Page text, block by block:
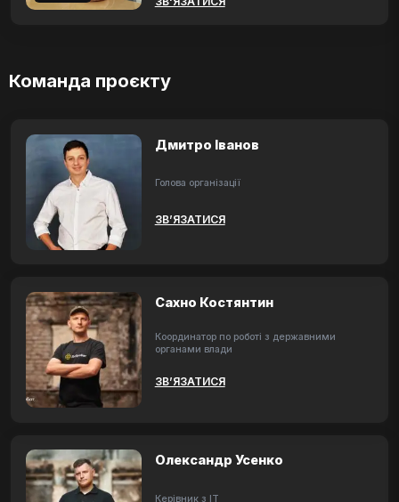
Команда проєкту
Дмитро Іванов
Голова організації
ЗВ’ЯЗАТИСЯ
Сахно Костянтин
Координатор по роботі з державними
органами влади
ЗВ’ЯЗАТИСЯ
Олександр Усенко
Керівник з ІТ